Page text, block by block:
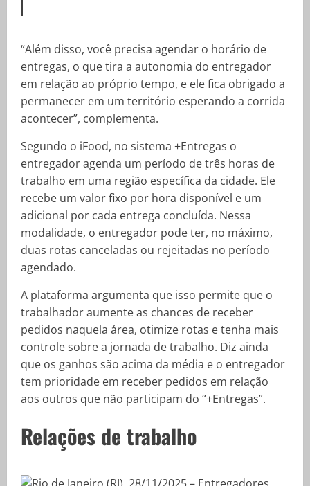
“Além disso, você precisa agendar o horário de
entregas, o que tira a autonomia do entregador
em relação ao próprio tempo, e ele fica obrigado a
permanecer em um território esperando a corrida
acontecer”, complementa.
Segundo o iFood, no sistema +Entregas o
entregador agenda um período de três horas de
trabalho em uma região específica da cidade. Ele
recebe um valor fixo por hora disponível e um
adicional por cada entrega concluída. Nessa
modalidade, o entregador pode ter, no máximo,
duas rotas canceladas ou rejeitadas no período
agendado.
A plataforma argumenta que isso permite que o
trabalhador aumente as chances de receber
pedidos naquela área, otimize rotas e tenha mais
controle sobre a jornada de trabalho. Diz ainda
que os ganhos são acima da média e o entregador
tem prioridade em receber pedidos em relação
aos outros que não participam do “+Entregas”.
Relações de trabalho